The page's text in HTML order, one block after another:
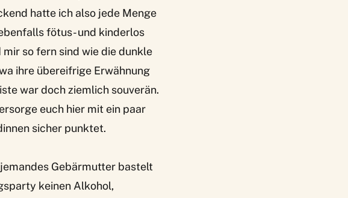
hatte ich also jede Menge
fötus- und kinderlos
so fern sind wie die dunkle
ihre übereifrige Erwähnung
war doch ziemlich souverän.
euch hier mit ein paar
sicher punktet.
Gebärmutter bastelt
keinen Alkohol,